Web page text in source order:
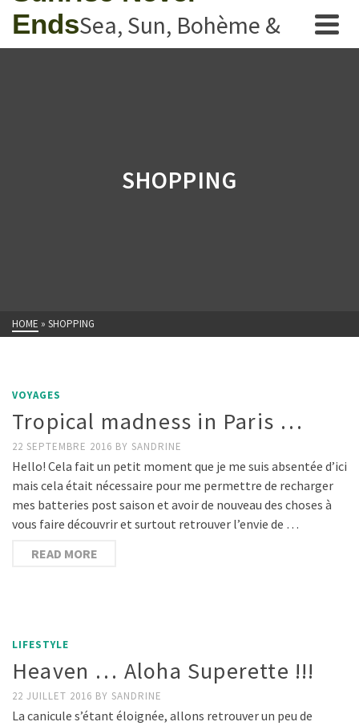
EndsSea, Sun, Bohème &
Rock n'Roll
SHOPPING
HOME » SHOPPING
VOYAGES
Tropical madness in Paris …
22 SEPTEMBRE 2016 BY SANDRINE
Hello! Cela fait un petit moment que je me suis absentée d’ici
mais cela était nécessaire pour me permettre de recharger
mes batteries post saison et avoir de nouveau des choses à
vous faire découvrir et surtout retrouver l’envie de …
READ MORE
LIFESTYLE
Heaven … Aloha Superette !!!
22 JUILLET 2016 BY SANDRINE
La canicule s’étant éloignée, allons retrouver un peu de